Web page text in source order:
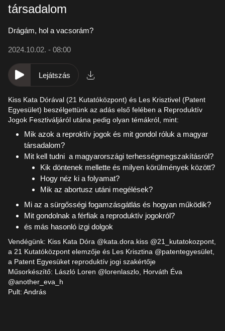
társadalom
Drágám, hol a vacsorám?
2024.10.02. - 08:00
Lejátszás
Kiss Kata Dórával (21 Kutatóközpont) és Les Krisztivel (Patent
Egyesület) beszélgettünk az adás első felében a Reproduktív
Jogok Fesztiváljáról utána pedig olyan témákról, mint:
Mik azok a reproktív jogok és mit gondol róluk a magyar
társadalom?
Mit kell tudni a magyarországi terhességmegszakításról?
Kik döntenek mellette és milyen körülmények között?
Hogy néz ki a folyamat?
Mik az abortusz utáni megélések?
Mi az a sürgősségi fogamzásgátlás és hogyan működik?
Mit gondolnak a férfiak a reproduktív jogokról?
és más hasonló izgi dolgok
Vendégünk: Kiss Kata Dóra @kata.dora.kiss @21_kutatokozpont,
a 21 Kutatóközpont elemzője és Les Krisztina @patentegyesület,
a Patent Egyesüket reproduktív jogi szakértője
Műsorkészítő: László Loren @lorenlaszlo, Horváth Éva
@another_eva_h
Pult: András